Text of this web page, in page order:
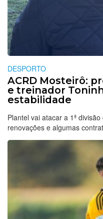
DESPORTO
ACRD Mosteirô:
e treinador
estabilidade
Plantel vai atacar a 1ª
renovações e algumas